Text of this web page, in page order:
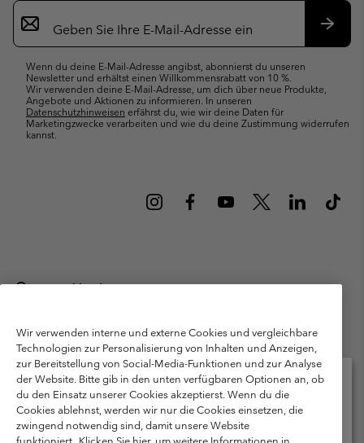
Newsletter-
Anmeldung
Wenn du deine E-Mail-Adresse angibst, abonnierst du unseren
Newsletter und erhältst einen Willkommensrabatt von 10 %.
Wir verwenden deine E-Mail-Adresse, um dich über neue Produkte,
Angebote und Aktionen zu informieren. In unseren
Datenschutzhinweisen erfährst du, wie wir deine Daten für
Marketingzwecke verarbeiten und wie du deine Zustimmung widerrufen
kannst.
Deutschland
München Deutschland. Alle Rechte vorbehalten.
Nutzungsbedingungen
Allgemeine Verkaufsbedingungen
Garantie
Datenschutzerklärung
Bestimmungen und Bedingungen des Mitglieder Programms
Nutzungsbedingungen Für Nutzergenerierte Inhalte
Wir verwenden interne und externe Cookies und vergleichbare
Technologien zur Personalisierung von Inhalten und Anzeigen,
zur Bereitstellung von Social-Media-Funktionen und zur Analyse
der Website. Bitte gib in den unten verfügbaren Optionen an, ob
du den Einsatz unserer Cookies akzeptierst. Wenn du die
Cookies ablehnst, werden wir nur die Cookies einsetzen, die
zwingend notwendig sind, damit unsere Website
Bitte wählen Sie Ihr Lieferland und Ihre Sprache
Online-Einkauf verfügbar